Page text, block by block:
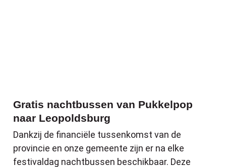
Gratis nachtbussen van Pukkelpop
naar Leopoldsburg
Dankzij de financiële tussenkomst van de
provincie en onze gemeente zijn er na elke
festivaldag nachtbussen beschikbaar. Deze